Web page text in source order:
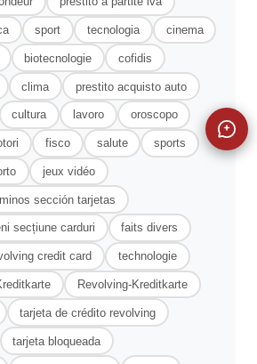
sport tecnologia cinema
biotecnologie cofidis
clima prestito acquisto auto
cultura lavoro oroscopo
fisco salute sports
jeux vidéo
sección tarjetas
secțiune carduri faits divers
credit card technologie
Revolving-Kreditkarte
tarjeta de crédito revolving
tarjeta bloqueada